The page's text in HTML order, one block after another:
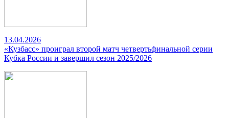
13.04.2026
«Кузбасс» проиграл второй матч четвертьфинальной серии
Кубка России и завершил сезон 2025/2026